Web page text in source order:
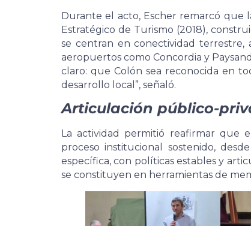
Durante el acto, Escher remarcó que
Estratégico de Turismo (2018),
se centran en conectividad
aeropuertos como Concordia y
claro: que Colón sea reconocida en
desarrollo local”, señaló.
Articulación público-
La actividad permitió reafirmar que
proceso institucional sostenido,
específica, con políticas estables y
se constituyen en herramientas de